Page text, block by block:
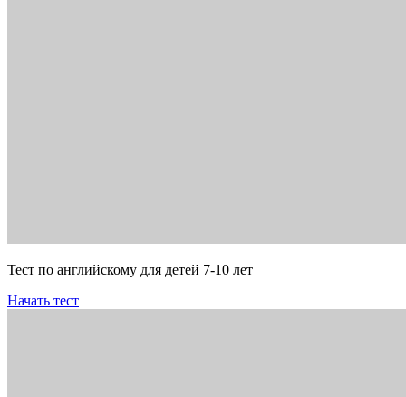
Тест по английскому для детей 7-10 лет
Начать тест